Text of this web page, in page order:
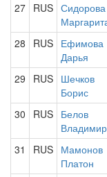
27 RUS Сидорова
28 RUS Ефимова
Дарья
29 RUS Шечков
Борис
30 RUS Белов
Владимир
31 RUS Мамонов
Платон